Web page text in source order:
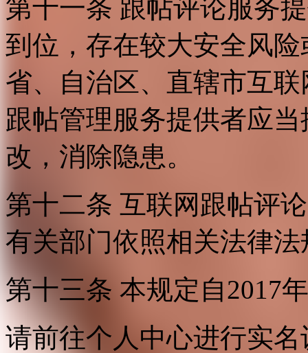
第十一条 跟帖评论服务
到位，存在较大安全风
省、自治区、直辖市互
跟帖管理服务提供者应
改，消除隐患。
第十二条 互联网跟帖评
有关部门依照相关法律
第十三条 本规定自2017
请前往个人中心进行实名